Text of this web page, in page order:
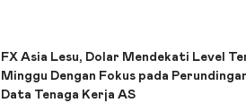
FX Asia Lesu, Dolar Mendekati Level
Minggu Dengan Fokus pada
Data Tenaga Kerja AS